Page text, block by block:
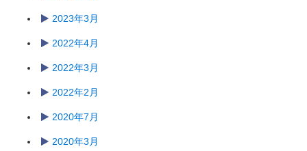
2023年3月
2022年4月
2022年3月
2022年2月
2020年7月
2020年3月